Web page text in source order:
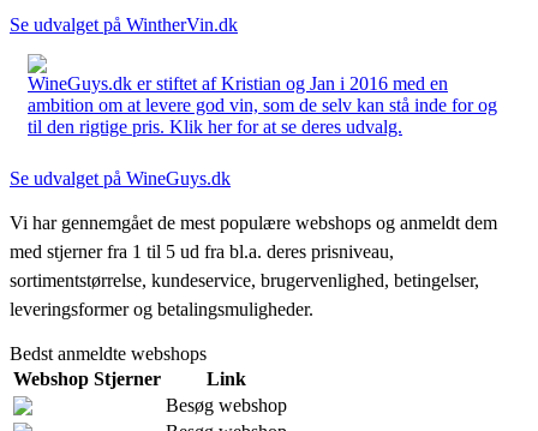
Se udvalget på WintherVin.dk
WineGuys.dk er stiftet af Kristian og Jan i 2016 med en
ambition om at levere god vin, som de selv kan stå inde for og
til den rigtige pris. Klik her for at se deres udvalg.
Se udvalget på WineGuys.dk
Vi har gennemgået de mest populære webshops og anmeldt dem
med stjerner fra 1 til 5 ud fra bl.a. deres prisniveau,
sortimentstørrelse, kundeservice, brugervenlighed, betingelser,
leveringsformer og betalingsmuligheder.
Bedst anmeldte webshops
Webshop Stjerner
Link
Besøg webshop